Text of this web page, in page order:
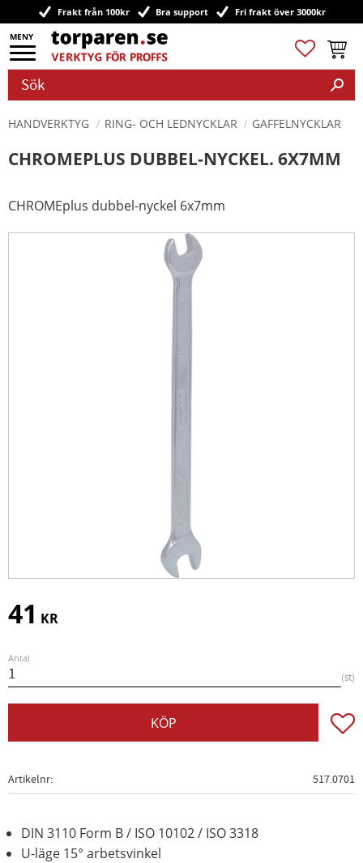
Meny
Frakt från 100kr Bra support Fri frakt över 3000kr
Favoriter
HANDVERKTYG RING- OCH LEDNYCKLAR GAFFELNYCKLAR
CHROMEPLUS DUBBEL-NYCKEL. 6X7MM
CHROMEplus dubbel-nyckel 6x7mm
41 KR
Antal
st
KÖP
Artikelnr 517.0701
DIN 3110 Form B / ISO 10102 / ISO 3318
U-läge 15° arbetsvinkel